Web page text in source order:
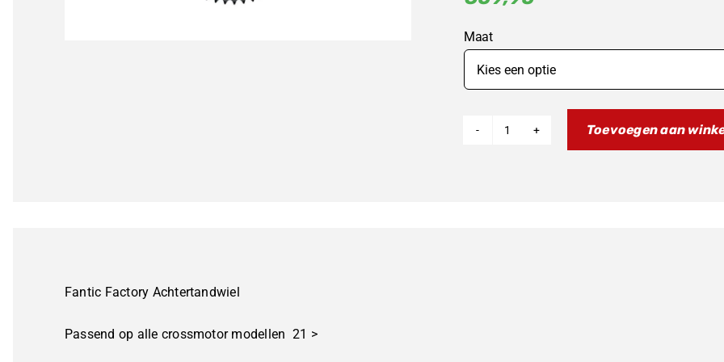
Maat
Toevoegen aan
Fantic Factory Achtertandwiel
Passend op alle crossmotor modellen 21 >